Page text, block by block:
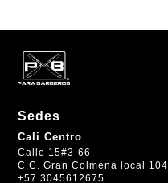
Sedes
Cali Centro
Calle 15#3-66
C.C. Gran Colmena local 104
+57 3045612675